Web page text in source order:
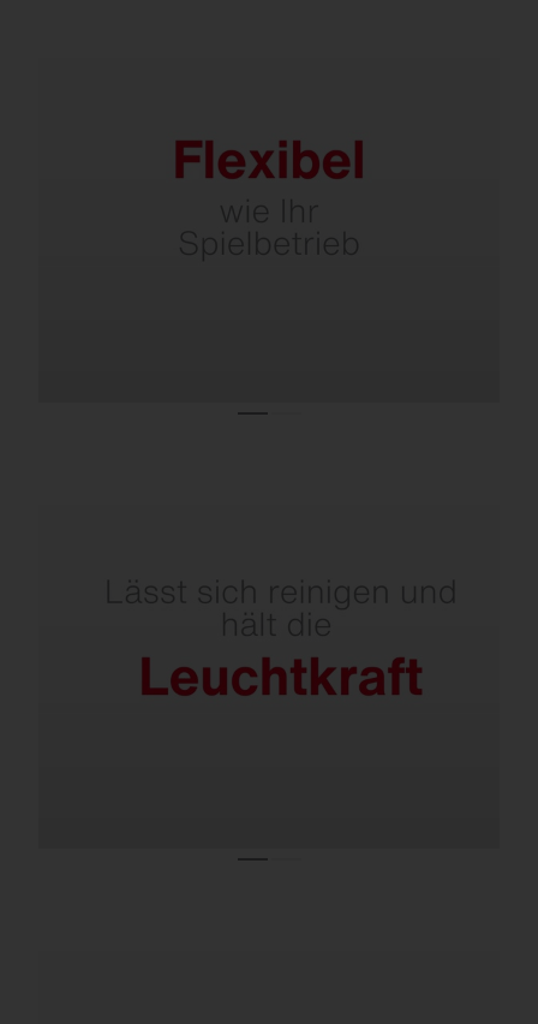
Schalter mit bestehender Verkabelung – für
Training, Spiel oder Event.
D4i/Zhaga-Schnittstelle – steuerbar via
Funk.
Leicht zu reinigende optische Abdeckung
über Glasscheibe – Blenden innenliegend.
Vergilbungsfreie PMMA-Linsen.